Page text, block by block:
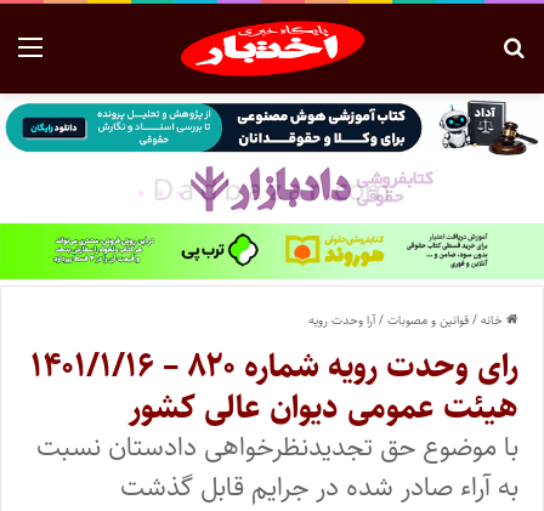
خانه/قوانین و مصوبات/آرا وحدت رویه
رای وحدت‌ رویه شماره ۸۲۰ – ۱۴۰۱/۱/۱۶
هیئت‌ عمومی دیوان ‌عالی ‌کشور
با موضوع حق تجدیدنظرخواهی دادستان نسبت
به آراء صادر شده در جرایم قابل گذشت